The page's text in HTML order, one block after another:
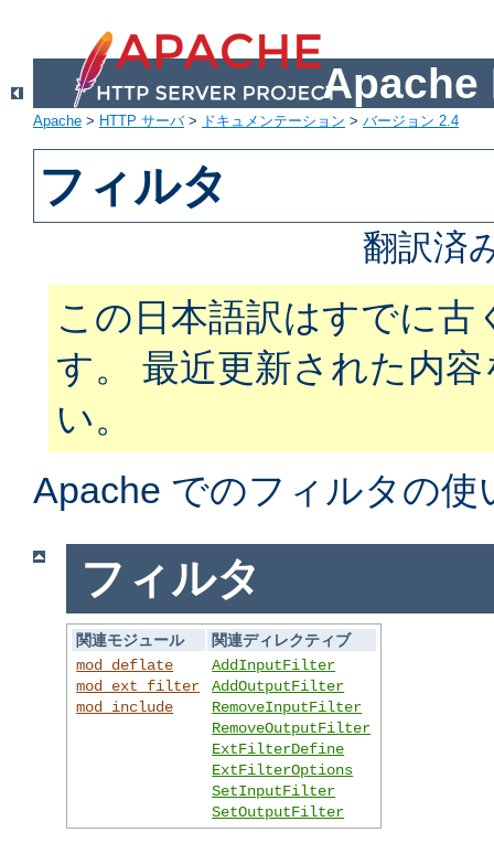
Apache
Apache > HTTP サーバ> ドキュメンテーション > バージョン 2.4
フィルタ
翻訳済
この日本語訳はすでに
す。 最近更新された内
い。
Apache でのフィルタの
フィルタ
関連モジュール
関連ディレクティブ
mod_deflate
mod_ext_filter
mod_include
AddInputFilter
AddOutputFilter
RemoveInputFilter
RemoveOutputFilter
ExtFilterDefine
ExtFilterOptions
SetInputFilter
SetOutputFilter